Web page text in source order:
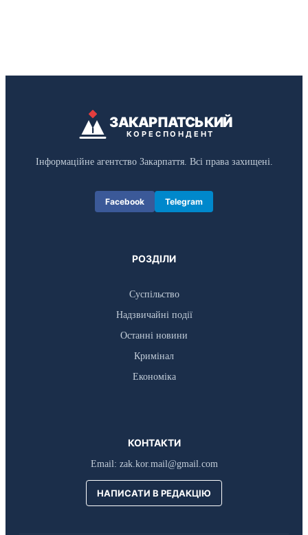
ЗАКАРПАТСЬКИЙ
КОРЕСПОНДЕНТ
Інформаційне агентство Закарпаття. Всі права захищені.
Facebook Telegram
РОЗДІЛИ
Суспільство
Надзвичайні події
Останні новини
Кримінал
Економіка
КОНТАКТИ
Email: zak.kor.mail@gmail.com
НАПИСАТИ В РЕДАКЦІЮ